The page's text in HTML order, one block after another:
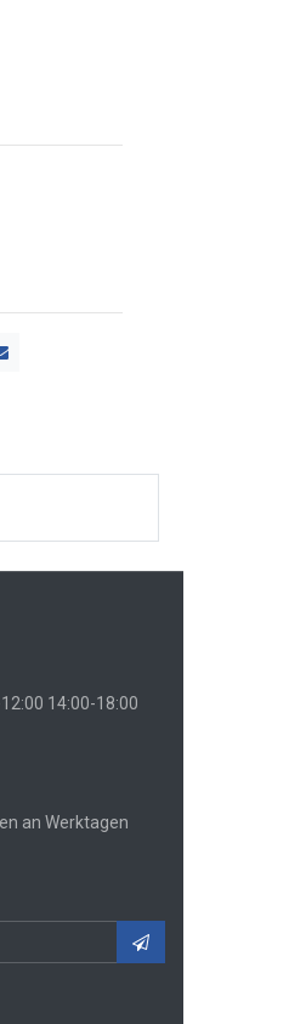
14:00-18:00
an Werktagen